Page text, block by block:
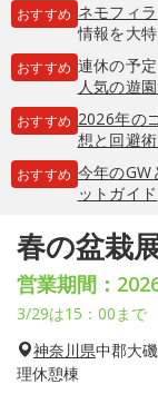
おすすめ ネモフィラ
情報を大
おすすめ 連休の予
人気の遊
おすすめ 2026年の
想と回避
おすすめ 今年のGW
ットガイド
春の盆栽
営業期間：
3/29は15：00まで
神奈川県中郡大
理休憩棟